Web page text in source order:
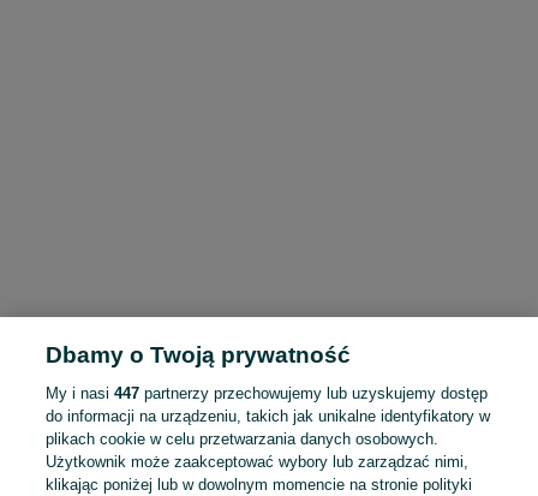
Dbamy o Twoją prywatność
My i nasi447 partnerzy przechowujemy lub uzyskujemy dostęp
do informacji na urządzeniu, takich jak unikalne identyfikatory w
plikach cookie w celu przetwarzania danych osobowych.
Użytkownik może zaakceptować wybory lub zarządzać nimi,
klikając poniżej lub w dowolnym momencie na stronie polityki